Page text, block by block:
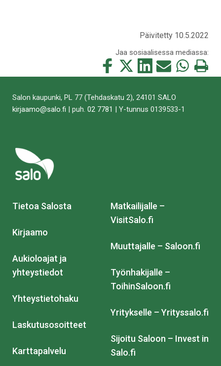
Päivitetty 10.5.2022
Jaa sosiaalisessa mediassa:
Jaa
tämä
Jaa
tämä
Jaa
tämä
Jaa
tämä
Jaa
tämä
Tulosta
tämä
Salon kaupunki, PL 77 (Tehdaskatu 2), 24101 SALO
kirjaamo@salo.fi | puh. 02 7781 | Y-tunnus 0139533-1
Tietoa Salosta
Kirjaamo
Aukioloajat ja
yhteystiedot
Yhteystietohaku
Laskutusosoitteet
Karttapalvelu
Matkailijalle –
VisitSalo.fi
Muuttajalle – Saloon.fi
Työnhakijalle –
ToihinSaloon.fi
Yritykselle – Yrityssalo.fi
Sijoitu Saloon – Invest in
Salo.fi